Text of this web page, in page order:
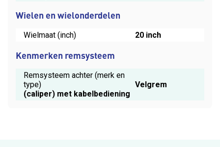
Wielen en wielonderdelen
Wielmaat (inch) 20 inch
Kenmerken remsysteem
Remsysteem achter (merk en
type)
Velgrem
(caliper) met kabelbediening